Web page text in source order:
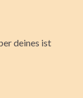
deines ist